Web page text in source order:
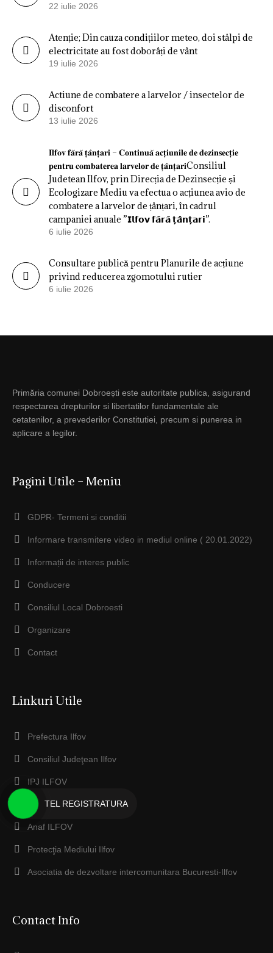
22 iulie 2026
Atenție; Din cauza condițiilor meteo, doi stâlpi de
electricitate au fost doborâți de vânt
19 iulie 2026
Actiune de combatere a larvelor / insectelor de
disconfort
13 iulie 2026
𝐈𝐥𝐟𝐨𝐯 𝐟𝐚̆𝐫𝐚̆ 𝐭̦𝐚̂𝐧𝐭̦𝐚𝐫𝐢 – 𝐂𝐨𝐧𝐭𝐢𝐧𝐮𝐚̆ 𝐚𝐜𝐭̦𝐢𝐮𝐧𝐢𝐥𝐞 𝐝𝐞 𝐝𝐞𝐳𝐢𝐧𝐬𝐞𝐜𝐭̦𝐢𝐞
𝐩𝐞𝐧𝐭𝐫𝐮 𝐜𝐨𝐦𝐛𝐚𝐭𝐞𝐫𝐞𝐚 𝐥𝐚𝐫𝐯𝐞𝐥𝐨𝐫 𝐝𝐞 𝐭̦𝐚̂𝐧𝐭̦𝐚𝐫𝐢Consiliul
Judetean Ilfov, prin Direcția de Dezinsecție și
Ecologizare Mediu va efectua o acțiunea avio de
combatere a larvelor de țânțari, în cadrul
campaniei anuale ”𝗜𝗹𝗳𝗼𝘃 𝗳𝗮̆𝗿𝗮̆ 𝘁̦𝗮̂𝗻𝘁̦𝗮𝗿𝗶”.
6 iulie 2026
Consultare publică pentru Planurile de acțiune
privind reducerea zgomotului rutier
6 iulie 2026
Primăria comunei Dobroești este autoritate publica, asigurand
respectarea drepturilor si libertatilor fundamentale ale
cetatenilor, a prevederilor Constitutiei, precum si punerea in
aplicare a legilor.
Pagini Utile – Meniu
GDPR- Termeni si conditii
Informare transmitere video in mediul online ( 20.01.2022)
Informații de interes public
Conducere
Consiliul Local Dobroesti
Organizare
Contact
Linkuri Utile
Prefectura Ilfov
Consiliul Judeţean Ilfov
IPJ ILFOV
EcoSal Serv Dobroesti
Anaf ILFOV
Protecţia Mediului Ilfov
Asociatia de dezvoltare intercomunitara Bucuresti-Ilfov
Contact Info
TEL REGISTRATURA